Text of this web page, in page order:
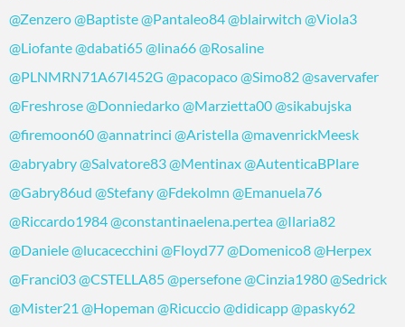
@Zenzero@Baptiste@Pantaleo84@blairwitch @Viola3
@Liofante@dabati65@lina66@Rosaline
@PLNMRN71A67I452G @pacopaco@Simo82@savervafer
@Freshrose@Donniedarko@Marzietta00@sikabujska
@firemoon60@annatrinci @Aristella@mavenrickMeesk
@abryabry@Salvatore83@Mentinax@AutenticaBPlare
@Gabry86ud @Stefany@Fdekolmn @Emanuela76
@Riccardo1984@constantinaelena.pertea@Ilaria82
@Daniele@lucacecchini @Floyd77@Domenico8@Herpex
@Franci03@CSTELLA85@persefone@Cinzia1980@Sedrick
@Mister21 @Hopeman @Ricuccio@didicapp@pasky62